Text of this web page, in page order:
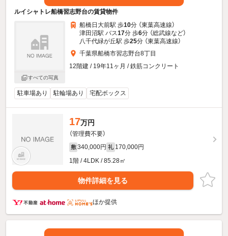
ルイシャトレ船橋習志野台の賃貸物件
すべての写真
船橋日大前駅 歩10分 （東葉高速線）
津田沼駅 バス17分 歩6分 （総武線など）
八千代緑が丘駅 歩25分 （東葉高速線）
千葉県船橋市習志野台8丁目
12階建 / 19年11ヶ月 / 鉄筋コンクリート
駐車場あり 駐輪場あり 宅配ボックス
17万円
（管理費不要）
敷 340,000円 礼 170,000円
1階 / 4LDK / 85.28㎡
物件詳細を見る
ほか提供